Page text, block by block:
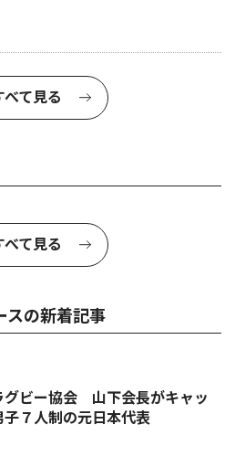
べて見る
べて見る
スの新着記事
グビー協会 山下会長がキャッ
７人制の元日本代表